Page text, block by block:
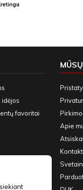
idėjos
favoritai
Apie